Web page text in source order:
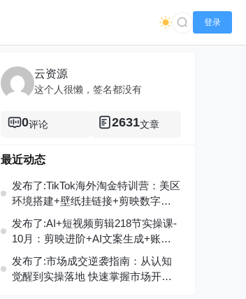
登录
云资源
这个人很懒，签名都没有
0评论 2631文章
最近动态
发布了:TikTok海外淘金特训营：美区
环境搭建+壁纸挂链接+剪映数字
人，月入1.5万
发布了:AI+短视频剪辑218节实操课-
10月：剪映进阶+AI文案生成+账号
运营，月入2万
发布了:市场成交逆袭指南：从认知
觉醒到实操落地 快速掌握市场开拓